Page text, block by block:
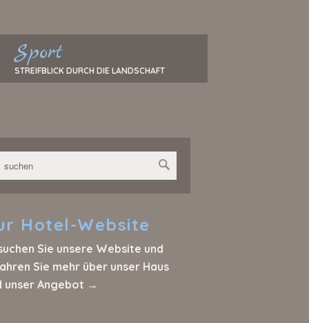
Sport
STREIFBLICK DURCH DIE LANDSCHAFT
Hotel-Website
Sie unsere Website und
Sie mehr über unser Haus
unser Angebot →